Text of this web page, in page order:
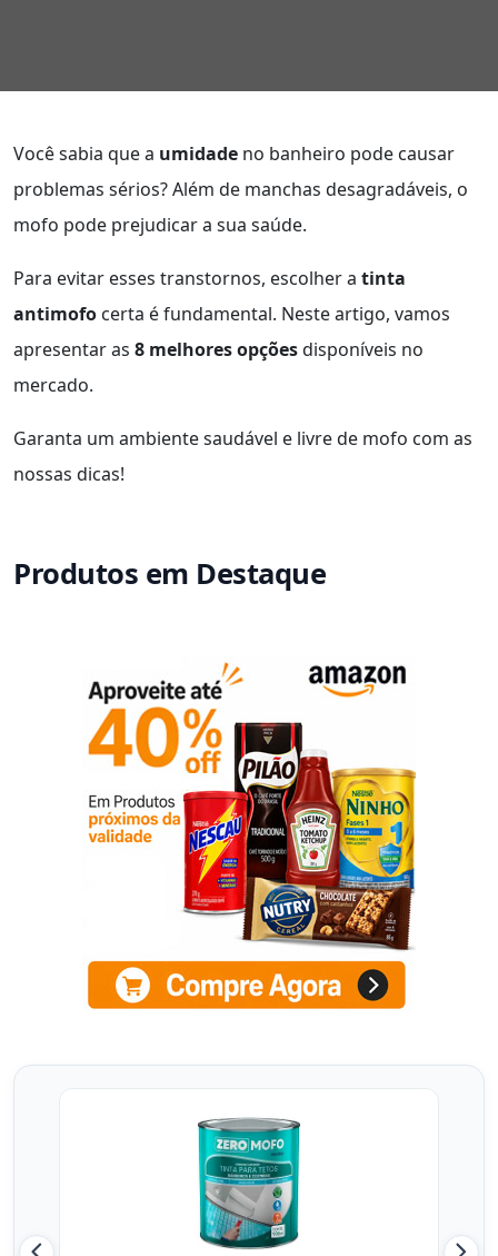
Você sabia que a umidade no banheiro pode causar
problemas sérios? Além de manchas desagradáveis, o
mofo pode prejudicar a sua saúde.
Para evitar esses transtornos, escolher a tinta
antimofo certa é fundamental. Neste artigo, vamos
apresentar as 8 melhores opçõesdisponíveis no
mercado.
Garanta um ambiente saudável e livre de mofo com as
nossas dicas!
Produtos em Destaque